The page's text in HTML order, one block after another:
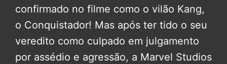
confirmado no filme como o vilão Kang,
o Conquistador! Mas após ter tido o seu
veredito como culpado em julgamento
por assédio e agressão, a Marvel Studios